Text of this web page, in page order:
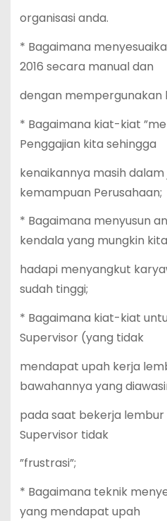
organisasi anda.
* Bagaimana
2016 secara manual dan
dengan mempergunakan
* Bagaimana kiat-kiat
Penggajian kita sehingga
kenaikannya masih
kemampuan Perusahaan;
* Bagaimana menyusun
kendala yang mungkin kita
hadapi menyangkut
sudah tinggi;
* Bagaimana kiat-kiat
Supervisor (yang tidak
mendapat upah kerja
bawahannya yang
pada saat bekerja lembur
Supervisor tidak
”frustrasi”;
* Bagaimana teknik
yang mendapat upah